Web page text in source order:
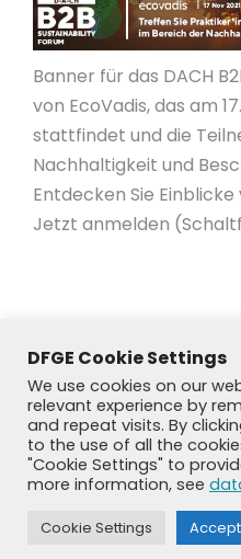
Banner für das DACH
von EcoVadis, das am
stattfindet und die
Nachhaltigkeit und
Entdecken Sie
Jetzt anmelden
+49 8192 99 7
DFGE Cookie Settings
We use cookies on our
relevant experience by
and repeat visits. By
to the use of all the
"Cookie Settings" to
more information, see
Cookie Settings